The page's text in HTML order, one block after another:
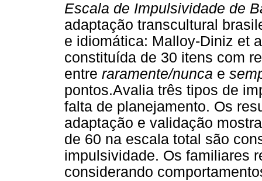
Escala de Impulsividade de
adaptação transcultural
e idiomática: Malloy-Diniz et
constituída de 30 itens com
entre raramente/nunca e
pontos.Avalia três tipos de
falta de planejamento. Os
adaptação e validação
de 60 na escala total são
impulsividade. Os familiares
considerando